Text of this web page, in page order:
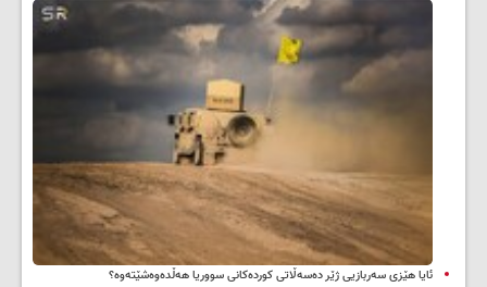
ئایا هێزی سەربازیی ژێر دەسەڵاتی کوردەکانی سووریا هەڵدەوەشێتەوە؟